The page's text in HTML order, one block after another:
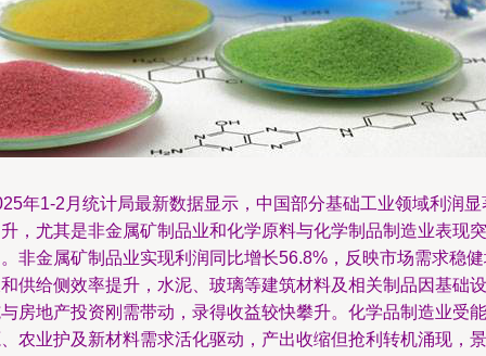
年1-2月统计局最新数据显示，中国部分基础工业领域利润显
，尤其是非金属矿制品业和化学原料与化学制品制造业表现突
非金属矿制品业实现利润同比增长56.8%，反映市场需求稳
供给侧效率提升，水泥、玻璃等建筑材料及相关制品因基础设
房地产投资刚需带动，录得收益较快攀升。化学品制造业受能
农业护及新材料需求活化驱动，产出收缩但抢利转机涌现，景